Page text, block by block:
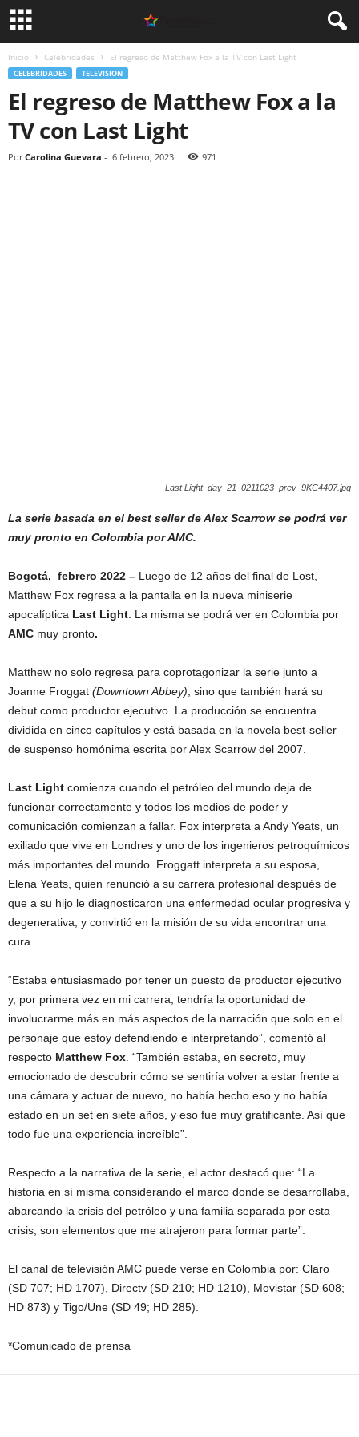
Inicio Celebridades El regreso de Matthew Fox a la TV con Last Light
CELEBRIDADES TELEVISION
El regreso de Matthew Fox a la
TV con Last Light
Por Carolina Guevara - 6 febrero, 2023 971
Last Light_day_21_0211023_prev_9KC4407.jpg
La serie basada en el best seller de Alex Scarrow se podrá ver
muy pronto en Colombia por AMC.
Bogotá, febrero 2022 – Luego de 12 años del final de Lost,
Matthew Fox regresa a la pantalla en la nueva miniserie
apocalíptica Last Light. La misma se podrá ver en Colombia por
AMC muy pronto.
Matthew no solo regresa para coprotagonizar la serie junto a
Joanne Froggat (Downtown Abbey), sino que también hará su
debut como productor ejecutivo. La producción se encuentra
dividida en cinco capítulos y está basada en la novela best-seller
de suspenso homónima escrita por Alex Scarrow del 2007.
Last Light comienza cuando el petróleo del mundo deja de
funcionar correctamente y todos los medios de poder y
comunicación comienzan a fallar. Fox interpreta a Andy Yeats, un
exiliado que vive en Londres y uno de los ingenieros petroquímicos
más importantes del mundo. Froggatt interpreta a su esposa,
Elena Yeats, quien renunció a su carrera profesional después de
que a su hijo le diagnosticaron una enfermedad ocular progresiva y
degenerativa, y convirtió en la misión de su vida encontrar una
cura.
“Estaba entusiasmado por tener un puesto de productor ejecutivo
y, por primera vez en mi carrera, tendría la oportunidad de
involucrarme más en más aspectos de la narración que solo en el
personaje que estoy defendiendo e interpretando”, comentó al
respecto Matthew Fox. “También estaba, en secreto, muy
emocionado de descubrir cómo se sentiría volver a estar frente a
una cámara y actuar de nuevo, no había hecho eso y no había
estado en un set en siete años, y eso fue muy gratificante. Así que
todo fue una experiencia increíble”.
Respecto a la narrativa de la serie, el actor destacó que: “La
historia en sí misma considerando el marco donde se desarrollaba,
abarcando la crisis del petróleo y una familia separada por esta
crisis, son elementos que me atrajeron para formar parte”.
El canal de televisión AMC puede verse en Colombia por: Claro
(SD 707; HD 1707), Directv (SD 210; HD 1210), Movistar (SD 608;
HD 873) y Tigo/Une (SD 49; HD 285).
*Comunicado de prensa